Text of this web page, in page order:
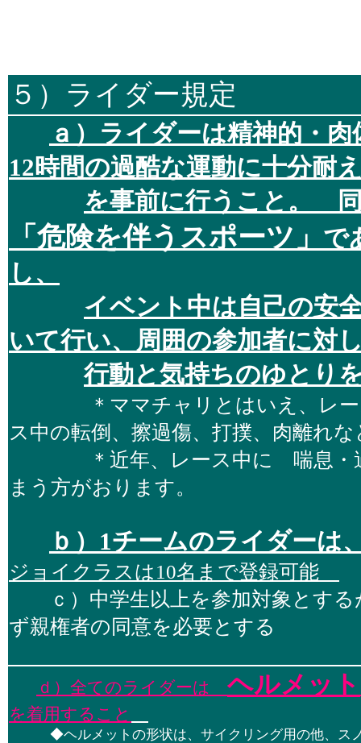
５）ライダー規定
ａ）ライダーは精神的・
12時間の過酷な運動に十分耐
を事前に行うこと。
「危険を伴うスポーツ」 で
し、
イベント中は自己の安
いて行い、周囲の参加者に対
行動と気持ちのゆとり
＊ママチャリとはいえ、レー
ス中の転倒、擦過傷、打撲、肉離れ
＊近年、レース中に 喘息・過
まう方がおります。
ｂ）1チームのライダーは
ジョイクラスは10名まで登録可能
ｃ）中学生以上を参加対象とする
ず親権者の同意を必要とする
ｄ）全てのライダーは ヘルメット
を着用すること
◆ヘルメットの形状は、サイクリング用の他、ス